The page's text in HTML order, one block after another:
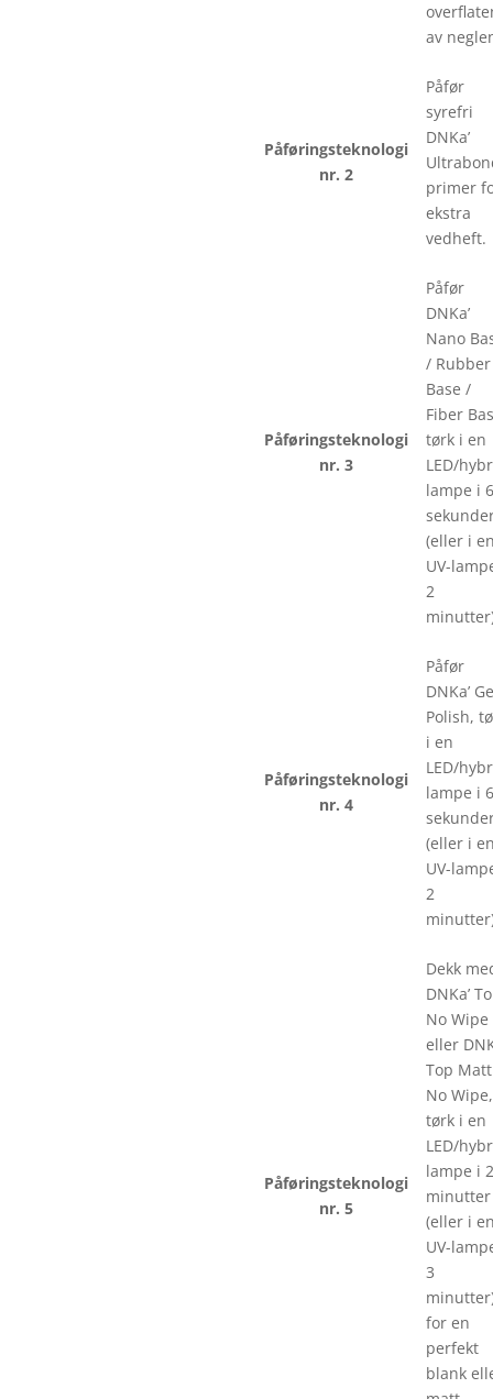
av
Påføringsteknologi
nr. 2
Påfør
syrefri
DNKa’
primer
ekstra
vedheft.
Påføringsteknologi
nr. 3
Påfør
DNKa’
Nano
/ Rubber
Base /
Fiber
tørk i en
LED/
lampe i
(eller i
UV-
2
Påføringsteknologi
nr. 4
Påfør
DNKa’
Polish,
i en
LED/
lampe i
(eller i
UV-
2
Påføringsteknologi
nr. 5
Dekk
DNKa’
No Wipe
eller
Top Matt
No Wipe,
tørk i en
LED/
lampe i
minutter
(eller i
UV-
3
for en
perfekt
blank